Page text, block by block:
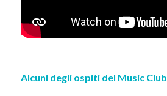
Alcuni degli ospiti del Music Club